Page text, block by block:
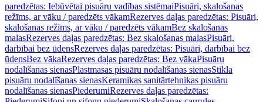
paredzētas: Iebūvētai pisuāru vadības sistēmaiPisuāri, skalošanas
režīms, ar vāku / paredzēts vākamRezerves daļas paredzētas: Pisuāri,
skalošanas režīms, ar vāku / paredzēts vākamBez skalošanas
malasRezerves daļas paredzētas: Bez skalošanas malasPisuāri,
darbībai bez ūdensRezerves daļas paredzētas: Pisuāri, darbībai bez
ūdensBez vākaRezerves daļas paredzētas: Bez vākaPisuāru
nodalīšanas sienasPlastmasas pisuāru nodalīšanas sienasStikla
pisuāru nodalīšanas sienasKeramikas sanitārtehnikas pisuāru
nodalīšanas sienasPiederumiRezerves daļas paredzētas: